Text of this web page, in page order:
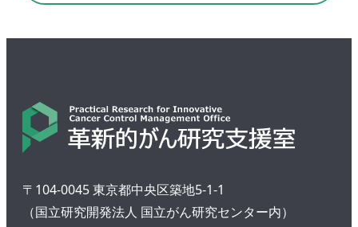
〒104-0045 東京都中央区築地5-1-1
（国立研究開発法人 国立がん研究センター内）